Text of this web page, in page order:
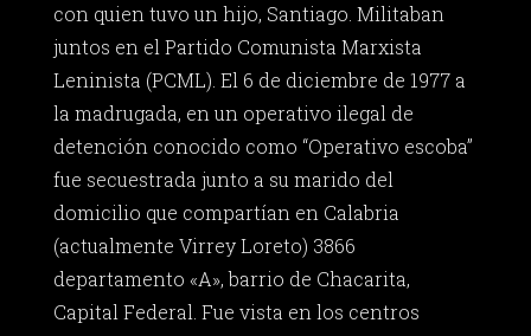
con quien tuvo un hijo, Santiago. Militaban
juntos en el Partido Comunista Marxista
Leninista (PCML). El 6 de diciembre de 1977 a
la madrugada, en un operativo ilegal de
detención conocido como “Operativo escoba”
fue secuestrada junto a su marido del
domicilio que compartían en Calabria
(actualmente Virrey Loreto) 3866
departamento «A», barrio de Chacarita,
Capital Federal. Fue vista en los centros